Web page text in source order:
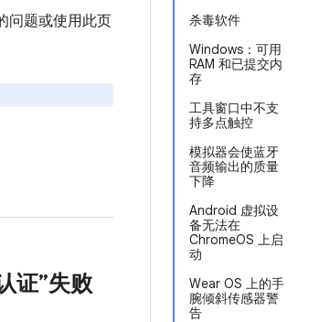
杀毒软件
Windows：可用
RAM 和已提交内
存
工具窗口中不支
持多点触控
模拟器会使蓝牙
音频输出的质量
下降
Android 虚拟设
备无法在
ChromeOS 上启
动
Wear OS 上的手
腕倾斜传感器警
告
问题或使用此页
证”失败